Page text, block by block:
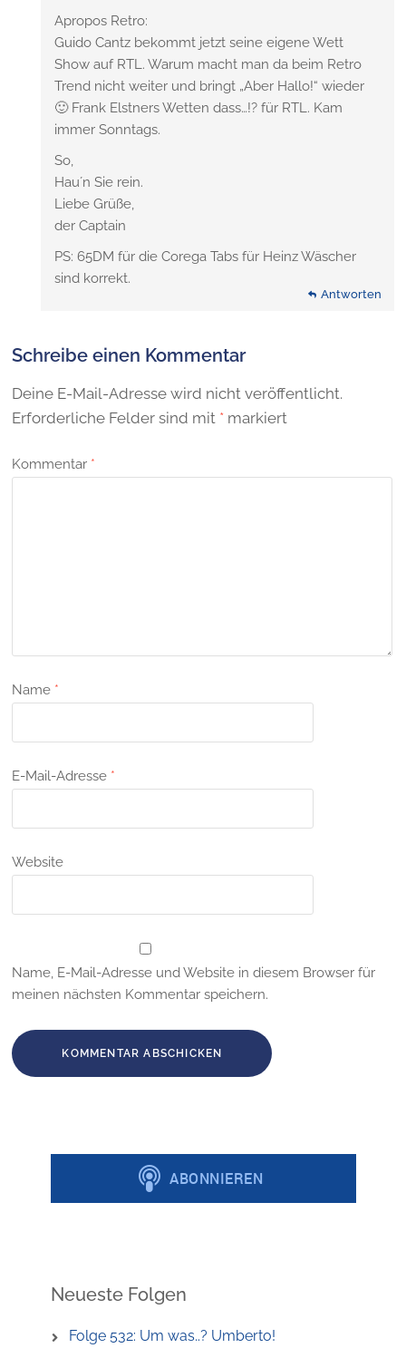
Apropos Retro:
Guido Cantz bekommt jetzt seine eigene Wett
Show auf RTL. Warum macht man da beim Retro
Trend nicht weiter und bringt „Aber Hallo!“ wieder
🙂 Frank Elstners Wetten dass…!? für RTL. Kam
immer Sonntags.
So,
Hau´n Sie rein.
Liebe Grüße,
der Captain
PS: 65DM für die Corega Tabs für Heinz Wäscher
sind korrekt.
Antworten
Schreibe einen Kommentar
Deine E-Mail-Adresse wird nicht veröffentlicht.
Erforderliche Felder sind mit * markiert
Kommentar *
Name *
E-Mail-Adresse *
Website
Name, E-Mail-Adresse und Website in diesem Browser für
meinen nächsten Kommentar speichern.
Neueste Folgen
Folge 532: Um was..? Umberto!